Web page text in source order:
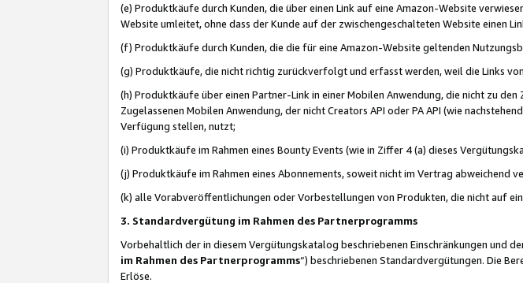
(e) Produktkäufe durch Kunden, die über einen Link auf eine Amazon-Website
Website umleitet, ohne dass der Kunde auf der zwischengeschalteten Website einen
(f) Produktkäufe durch Kunden, die die für eine Amazon-Website geltenden
(g) Produktkäufe, die nicht richtig zurückverfolgt und erfasst werden, weil die Links
(h) Produktkäufe über einen Partner-Link in einer Mobilen Anwendung, die nicht zu
Zugelassenen Mobilen Anwendung, der nicht Creators API oder PA API (wie
Verfügung stellen, nutzt;
(i) Produktkäufe im Rahmen eines Bounty Events (wie in Ziffer 4 (a) dieses
(j) Produktkäufe im Rahmen eines Abonnements, soweit nicht im Vertrag abweichend
(k) alle Vorabveröffentlichungen oder Vorbestellungen von Produkten, die nicht auf
3. Standardvergütung im Rahmen des Partnerprogramms
Vorbehaltlich der in diesem Vergütungskatalog beschriebenen Einschränkungen und
im Rahmen des Partnerprogramms“) beschriebenen Standardvergütungen. Die
Erlöse.